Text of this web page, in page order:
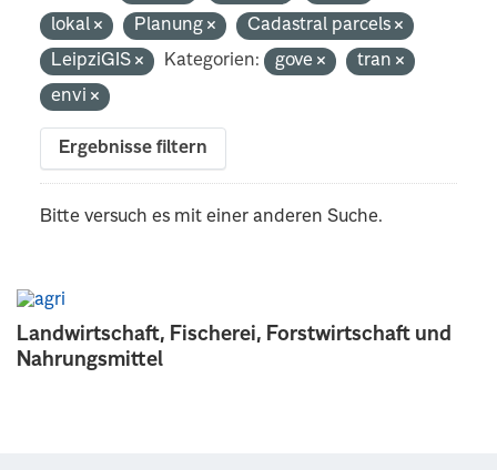
Landwirtschaft, Fischerei, Forstwirtschaft und
Nahrungsmittel
lokal
Planung
Cadastral parcels
LeipziGIS
Kategorien: gove
tran
envi
Ergebnisse filtern
Bitte versuch es mit einer anderen Suche.